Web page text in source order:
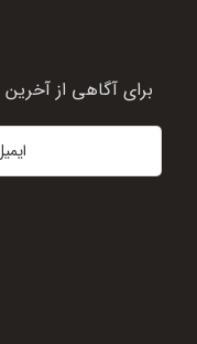
برای آگاهی از